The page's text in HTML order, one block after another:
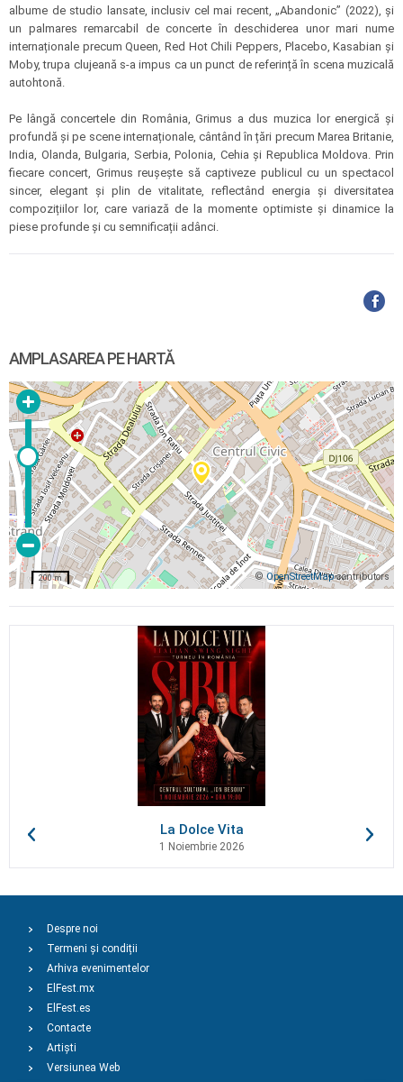
albume de studio lansate, inclusiv cel mai recent, „Abandonic” (2022), și
un palmares remarcabil de concerte în deschiderea unor mari nume
internaționale precum Queen, Red Hot Chili Peppers, Placebo, Kasabian și
Moby, trupa clujeană s-a impus ca un punct de referință în scena muzicală
autohtonă.
Pe lângă concertele din România, Grimus a dus muzica lor energică și
profundă și pe scene internaționale, cântând în țări precum Marea Britanie,
India, Olanda, Bulgaria, Serbia, Polonia, Cehia și Republica Moldova. Prin
fiecare concert, Grimus reușește să captiveze publicul cu un spectacol
sincer, elegant și plin de vitalitate, reflectând energia și diversitatea
compozițiilor lor, care variază de la momente optimiste și dinamice la
piese profunde și cu semnificații adânci.
AMPLASAREA PE HARTĂ
©OpenStreetMapcontributors
200 m
La Dolce Vita
1 Noiembrie 2026
Despre noi
Termeni și condiții
Arhiva evenimentelor
ElFest.mx
ElFest.es
Contacte
Artiști
Versiunea Web